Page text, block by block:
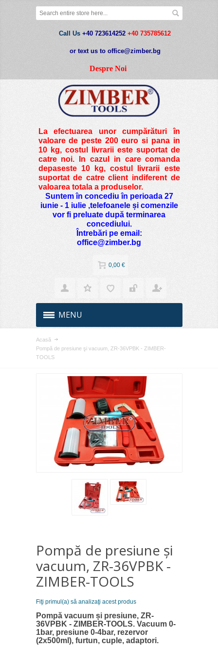
Call Us +40 723614252 +40 735785612
or text us to office@zimber.bg
Despre Noi
La efectuarea unor cumpărături în
valoare de peste200 euro si pana in
10 kg, costul livrarii este suportat de
catre noi. In cazul in care comanda
depaseste 10 kg, costul livrarii este
suportat de catre client indiferent de
valoarea totala a produselor.
Suntem în concediu în perioada 27
iunie - 1 iulie ,telefoanele și comenzile
vor fi preluate după terminarea
concediului.
Întrebări pe email:
office@zimber.bg
0,00 €
MENU
Acasă
Pompă de presiune şi vacuum, ZR-36VPBK - ZIMBER-
TOOLS
Pompă de presiune şi
vacuum, ZR-36VPBK -
ZIMBER-TOOLS
Fiţi primul(a) să analizaţi acest produs
Pompă vacuum și presiune, ZR-
36VPBK - ZIMBER-TOOLS. Vacuum 0-
1bar, presiune 0-4bar, rezervor
(2x500ml), furtun, cuple, adaptori.